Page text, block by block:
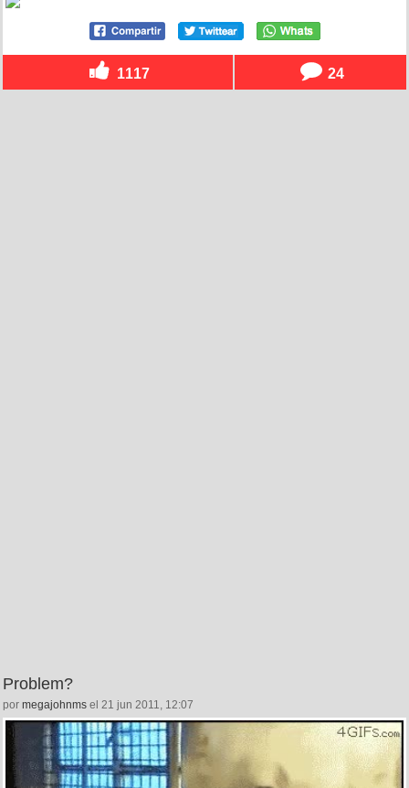
1117 24
Problem?
por megajohnms el 21 jun 2011, 12:07